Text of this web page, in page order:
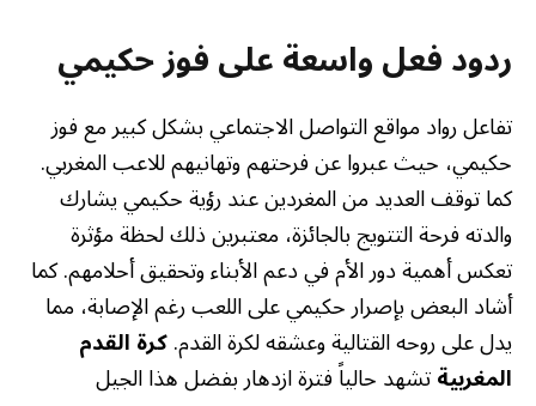
ردود فعل واسعة على فوز حكيمي
تفاعل رواد مواقع التواصل الاجتماعي بشكل كبير مع فوز
حكيمي، حيث عبروا عن فرحتهم وتهانيهم للاعب المغربي.
كما توقف العديد من المغردين عند رؤية حكيمي يشارك
والدته فرحة التتويج بالجائزة، معتبرين ذلك لحظة مؤثرة
تعكس أهمية دور الأم في دعم الأبناء وتحقيق أحلامهم. كما
أشاد البعض بإصرار حكيمي على اللعب رغم الإصابة، مما
يدل على روحه القتالية وعشقه لكرة القدم.كرة القدم
المغربيةتشهد حالياً فترة ازدهار بفضل هذا الجيل